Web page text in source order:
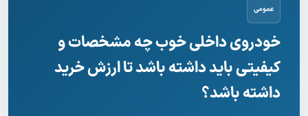
عمومی
خودروی داخلی خوب چه مشخصات و
کیفیتی باید داشته باشد تا ارزش خرید
داشته باشد؟